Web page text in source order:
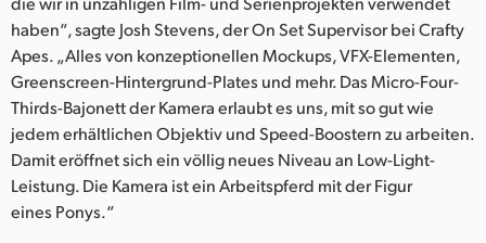
haben“, sagte Josh Stevens, der On Set Supervisor bei Crafty
Apes. „Alles von konzeptionellen Mockups, VFX-Elementen,
Greenscreen-Hintergrund-Plates und mehr. Das Micro-Four-
Thirds-Bajonett der Kamera erlaubt es uns, mit so gut wie
jedem erhältlichen Objektiv und Speed-Boostern zu arbeiten.
Damit eröffnet sich ein völlig neues Niveau an Low-Light-
Leistung. Die Kamera ist ein Arbeitspferd mit der Figur
eines Ponys.“